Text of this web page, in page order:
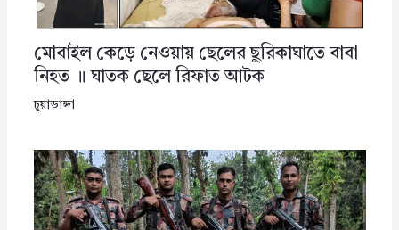
মোবাইল কেড়ে নেওয়ায় ছেলের ছুরিকাঘাতে বাবা
নিহত ॥ ঘাতক ছেলে রিফাত আটক
চুয়াডাঙ্গা